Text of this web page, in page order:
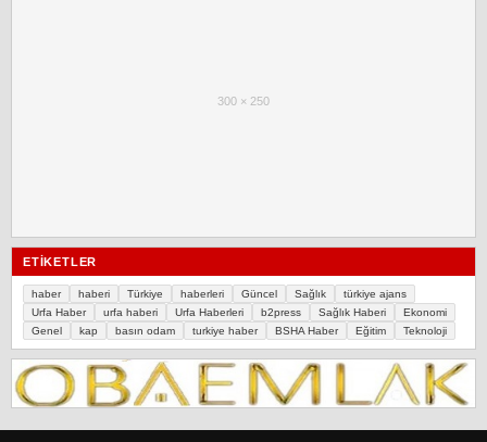
300 × 250
ETIKETLER
haber haberi Türkiye haberleri Güncel Sağlık
türkiye ajans
Urfa Haber
urfa haberi Urfa Haberleri b2press Sağlık Haberi
Ekonomi
Genel
kap basın odam turkiye haber BSHA Haber Eğitim Teknoloji